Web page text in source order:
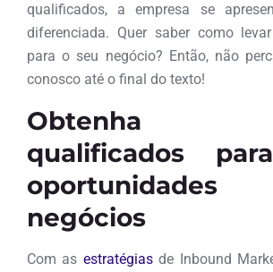
qualificados, a empresa se
diferenciada. Quer saber como
para o seu negócio? Então, não
conosco até o final do texto!
Obtenha
qualificados
negócios
Com as estratégiasde Inbound